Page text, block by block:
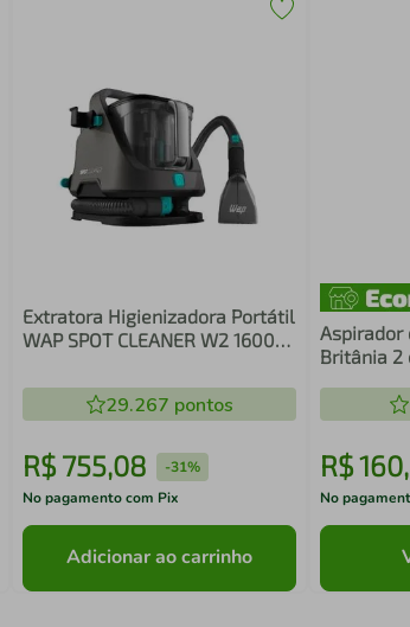
Extratora Higienizadora Portátil
WAP SPOT CLEANER W2 1600W
29.267 pontos
R$ 755,08 -31%
No pagamento com Pix
Adicionar ao carrinho
Aspirador
Britânia 2
R$160,
No